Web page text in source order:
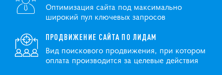
Оптимизация сайта под максимально
широкий пул ключевых запросов
ПРОДВИЖЕНИЕ САЙТА ПО ЛИДАМ
Вид поискового продвижения, при котором
оплата производится за целевые действия